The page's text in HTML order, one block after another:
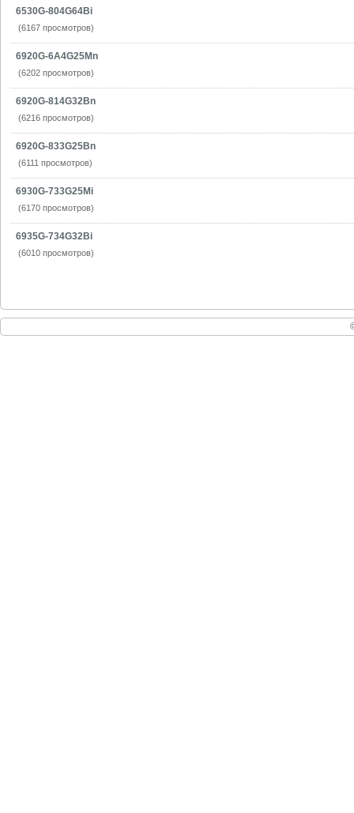
6530G-804G64Bi
(6167 просмотров)
6920G-6A4G25Mn
(6202 просмотров)
6920G-814G32Bn
(6216 просмотров)
6920G-833G25Bn
(6111 просмотров)
6930G-733G25Mi
(6170 просмотров)
6935G-734G32Bi
(6010 просмотров)